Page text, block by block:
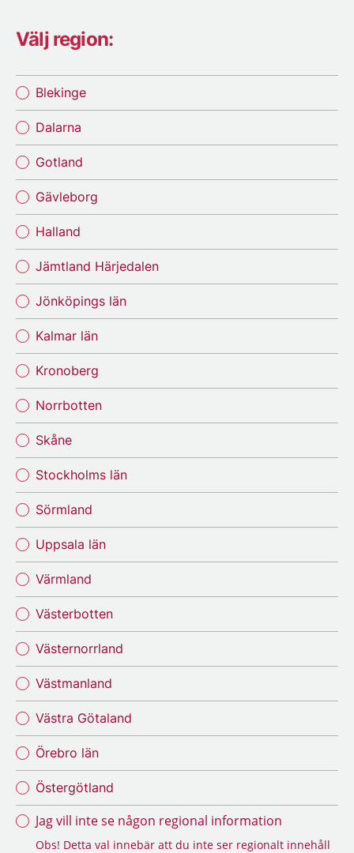
Välj region:
Blekinge
Dalarna
Gotland
Gävleborg
Halland
Jämtland Härjedalen
Jönköpings län
Kalmar län
Kronoberg
Norrbotten
Skåne
Stockholms län
Sörmland
Uppsala län
Värmland
Västerbotten
Västernorrland
Västmanland
Västra Götaland
Örebro län
Östergötland
Jag vill inte se någon regional information
Obs! Detta val innebär att du inte ser regionalt innehåll